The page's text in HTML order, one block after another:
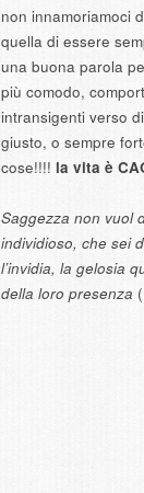
non innamoriamoci
quella di essere
una buona parola
più comodo,
intransigenti verso
giusto, o sempre
cose!!!! la vita è
Saggezza non vuol
individioso, che sei
l’invidia, la gelosia
della loro presenza